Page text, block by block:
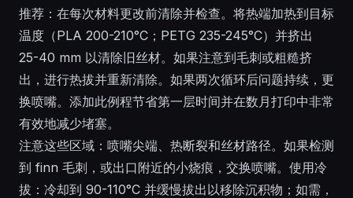
推荐：在每次材料更改前清除并检查。将热端加热到目标
温度（PLA 200-210°C；PETG 235-245°C）并挤出
25-40 mm 以清除旧丝材。如果注意到毛刺或粗糙挤
出，进行热拔并重新清除。如果两次循环后问题持续，更
换喷嘴。添加此例程节省第一层时间并在数月打印中非常
有效地减少堵塞。
注意这些区域：喷嘴尖端、热断裂和丝材路径。如果检测
到 finn 毛刺，或出口附近的小烧痕，交换喷嘴。使用冷
拔：冷却到 90-110°C 并缓慢拔出以移除沉积物；如需，